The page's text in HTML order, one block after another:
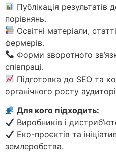
Публікація результатів
порівнянь.
Освітні матеріали,
фермерів.
Форми зворотного
співпраці.
Підготовка до SEO та
органічного росту
Для кого підходить:
Виробників і
Еко-проєктів та
землеробства.